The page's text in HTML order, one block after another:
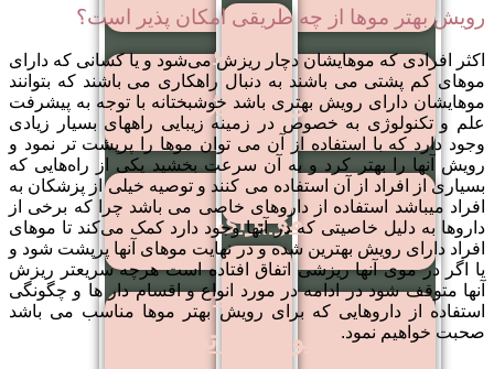
کاشت مو به روش DHI
کاشت مو برای زنان
کاشت مو روش ترکیبی
کاشت
مو
به
روش
FIT
کاشت
مو
رویش بهتر موها از چه طریقی امکان پذیر است؟
اکثر افرادی که موهایشان دچار ریزش می‌شود و یا کسانی که دارای
موهای کم پشتی می باشند به دنبال راهکاری می باشند که بتوانند
موهایشان دارای رویش بهتری باشد خوشبختانه با توجه به پیشرفت
علم و تکنولوژی به خصوص در زمینه زیبایی راههای بسیار زیادی
وجود دارد که با استفاده از آن می توان موها را پرپشت تر نمود و
رویش آنها را بهتر کرد و به آن سرعت بخشید یکی از راه‌هایی که
بسیاری از افراد از آن استفاده می کنند و توصیه خیلی از پزشکان به
افراد میباشد استفاده از داروهای خاصی می باشد چرا که برخی از
داروها به دلیل خاصیتی که در آنها وجود دارد کمک می‌کند تا موهای
افراد دارای رویش بهترین شده و در نهایت موهای آنها پرپشت شود و
یا اگر در موی آنها ریزشی اتفاق افتاده است هرچه سریعتر ریزش
آنها متوقف شود در ادامه در مورد انواع و اقسام دار ها و چگونگی
استفاده از داروهایی که برای رویش بهتر موها مناسب می باشد
صحبت خواهیم نمود.